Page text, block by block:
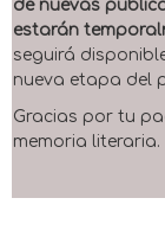
de nuevas
estarán
seguirá
nueva etapa del
Gracias por tu
memoria literaria.